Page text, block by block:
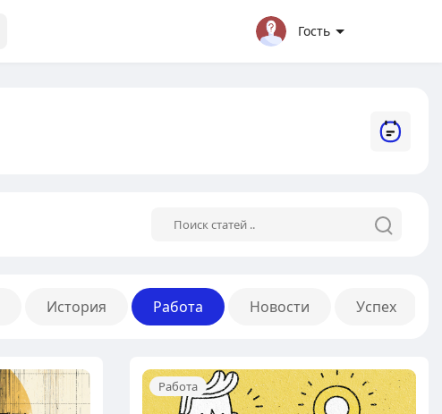
Гость
История Работа Новости Успех
Работа